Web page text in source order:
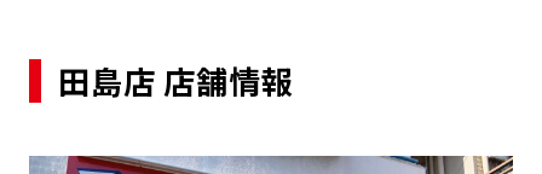
お知らせ
お役立コラム
田島店 店舗情報